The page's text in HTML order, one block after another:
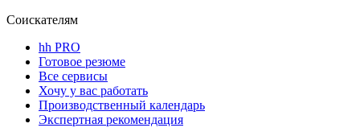
Соискателям
hh PRO
Готовое резюме
Все сервисы
Хочу у вас работать
Производственный календарь
Экспертная рекомендация